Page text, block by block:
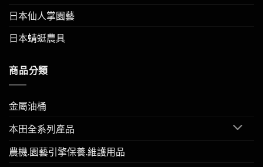
日本仙人掌園藝
日本蜻蜓農具
商品分類
金屬油桶
本田全系列產品
農機.園藝引擎保養.維護用品